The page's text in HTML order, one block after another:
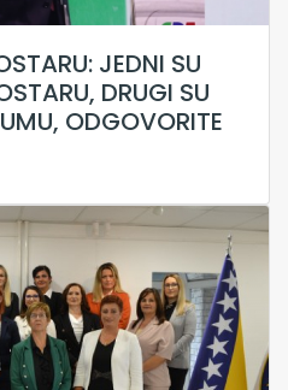
JEDNI SU
DRUGI SU
ODGOVORITE